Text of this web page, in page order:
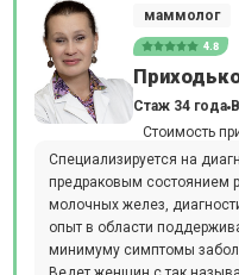
маммолог
4.8
Стаж 34 года
Стоимость
Специализируется на
предраковым состоянием
молочных желез,
опыт в области
минимуму симптомы